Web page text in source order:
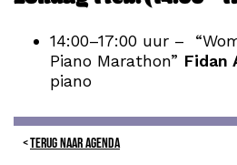
14:00–17:00 uur –
Piano Marathon” Fidan
piano
TERUG NAAR AGENDA